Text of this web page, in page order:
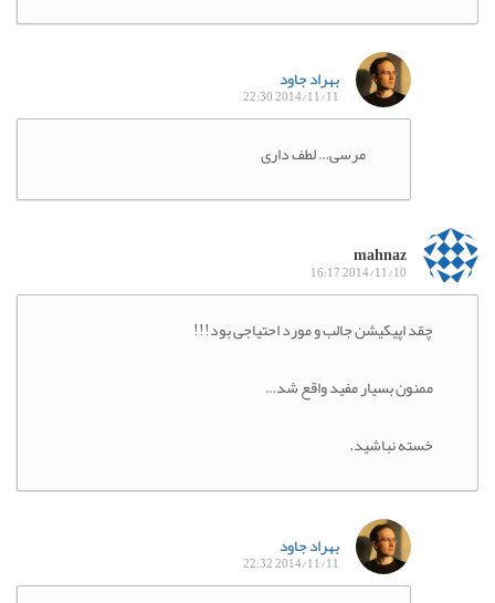
بهراد جاود
2014/11/11 22:30
مرسی… لطف داری
mahnaz
2014/11/10 16:17
چقد اپیکیشن جالب و مورد احتیاجی بود!!!
ممنون بسیار مفید واقع شد…
خسته نباشید.
بهراد جاود
2014/11/11 22:32